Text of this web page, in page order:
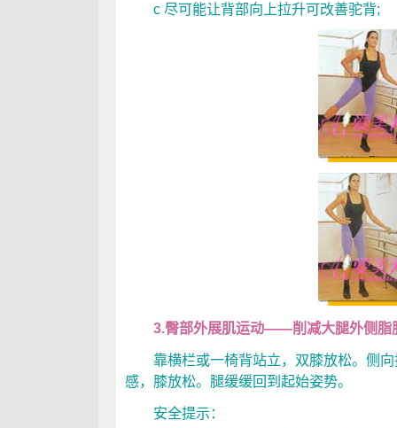
c 尽可能让背部向上拉升可改善驼背;
3.臀部外展肌运动——削减大腿外侧脂
靠横栏或一椅背站立，双膝放松。侧向
感，膝放松。腿缓缓回到起始姿势。
安全提示：